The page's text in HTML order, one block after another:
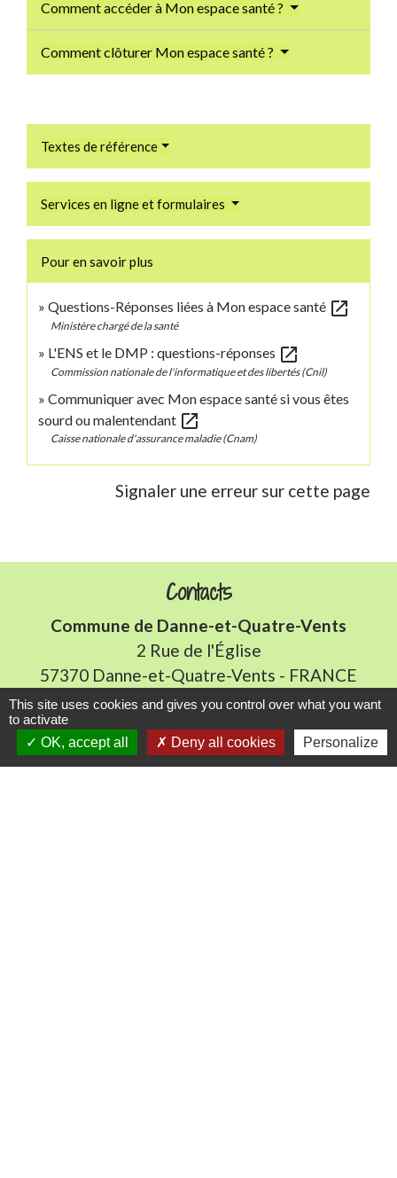
Comment accéder à Mon espace santé ?
Comment clôturer Mon espace santé ?
Textes de référence
Services en ligne et formulaires
Pour en savoir plus
Questions-Réponses liées à Mon espace santé open_in_new
Ministère chargé de la santé
L'ENS et le DMP : questions-réponses open_in_new
Commission nationale de l'informatique et des libertés (Cnil)
Communiquer avec Mon espace santé si vous êtes
sourd ou malentendant open_in_new
Caisse nationale d'assurance maladie (Cnam)
Signaler une erreur sur cette page
Contacts
Commune de Danne-et-Quatre-Vents
2 Rue de l'Église
57370 Danne-et-Quatre-Vents - FRANCE
+33 3 87 24 10 37
Accueil en mairie :
Lundi de 10h à 12h et de 16h à 19h
This site uses cookies and gives you control over what you want
to activate
OK, accept all
Deny all cookies Personalize